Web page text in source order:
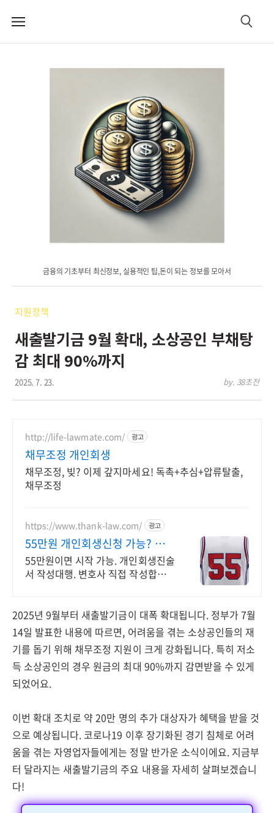
메
검
금융의 기초부터 최신정보, 실용적인 팁,돈이 되는 정보를 모아서
지원정책
새출발기금 9월 확대, 소상공인 부채탕
감 최대 90%까지
2025. 7. 23. by. 38초전
http://life-lawmate.com/ 광고
채무조정 개인회생
채무조정, 빚? 이제 갚지마세요! 독촉+추심+압류탈출,
채무조정
https://www.thank-law.com/ 광고
55만원 개인회생신청 가능? 진술
서 샘플 무료
55만원이면 시작 가능. 개인회생진술
서 작성대행. 변호사 직접 작성합니다
2025년 9월부터 새출발기금이 대폭 확대됩니다. 정부가 7월
14일 발표한 내용에 따르면, 어려움을 겪는 소상공인들의 재
기를 돕기 위해 채무조정 지원이 크게 강화됩니다. 특히 저소
득 소상공인의 경우 원금의 최대 90%까지 감면받을 수 있게
되었어요.
이번 확대 조치로 약 20만 명의 추가 대상자가 혜택을 받을 것
으로 예상됩니다. 코로나19 이후 장기화된 경기 침체로 어려
움을 겪는 자영업자들에게는 정말 반가운 소식이에요. 지금부
터 달라지는 새출발기금의 주요 내용을 자세히 살펴보겠습니
다!